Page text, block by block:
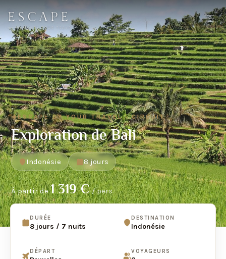
ESCAPE BY YOUR TRAVEL · CIRCUIT
Exploration de Bali
Indonésie 8 jours
À partir de1 319 € / pers.
DURÉE
8 jours / 7 nuits
DESTINATION
Indonésie
DÉPART VOYAGEURS